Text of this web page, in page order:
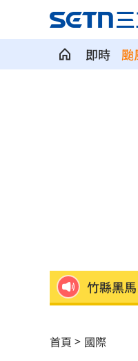
即時 颱
竹縣黑
新／美
首頁 國際